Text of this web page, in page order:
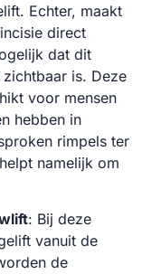
Echter, maakt
direct
dat dit
is. Deze
voor mensen
hebben in
rimpels ter
namelijk om
: Bij deze
vanuit de
de